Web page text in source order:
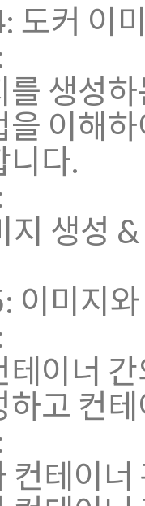
도커 이
를 생성
을 이해
니다.
지 생성
이미지
테이너
하고 컨
컨테이너